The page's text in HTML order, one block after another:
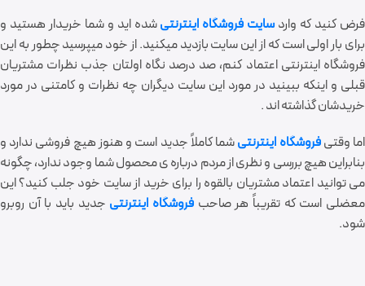
فرض کنید که وارد سایت فروشگاه اینترنتیشده اید و شما خریدار هستید و
برای بار اولی است که از این سایت بازدید میکنید. از خود میپرسید چطور به این
فروشگاه اینترنتی اعتماد کنم، صد درصد نگاه اولتان جذب نظرات مشتریان
قبلی و اینکه ببینید در مورد این سایت دیگران چه نظرات و کامتنی در مورد
خریدشان گذاشته اند .
اما وقتیفروشگاه اینترنتیشما کاملاً جدید است و هنوز هیچ فروشی ندارد و
بنابراین هیچ بررسی و نظری از مردم درباره ی محصول شما وجود ندارد، چگونه
می توانید اعتماد مشتریان بالقوه را برای خرید از سایت خود جلب کنید؟ این
معضلی است که تقریباً هر صاحب فروشگاه اینترنتی جدید باید با آن روبرو
شود.